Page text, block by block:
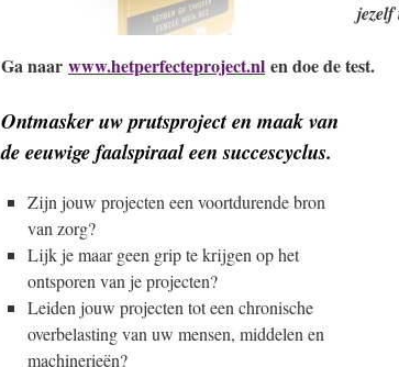
Ga naar www.hetperfecteproject.nl en doe de test.
Ontmasker uw prutsproject en maak van
de eeuwige faalspiraal een succescyclus.
Zijn jouw projecten een voortdurende bron
van zorg?
Lijk je maar geen grip te krijgen op het
ontsporen van je projecten?
Leiden jouw projecten tot een chronische
overbelasting van uw mensen, middelen en
machinerieën?